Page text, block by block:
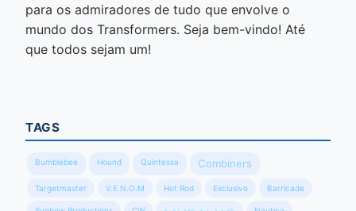
para os admiradores de tudo que envolve o
mundo dos Transformers. Seja bem-vindo! Até
que todos sejam um!
TAGS
Bumblebee Hound Quintessa Combiners
Targetmaster V.E.N.O.M Hot Rod Exclusivo Barricade